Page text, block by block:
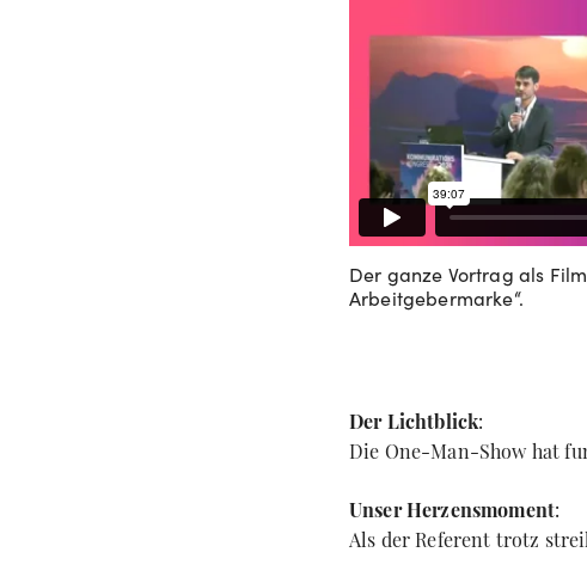
Der ganze Vortrag als
Arbeitgebermarke“.
Der Lichtblick:
Die One-Man-Show hat
Unser Herzensmoment:
Als der Referent trotz